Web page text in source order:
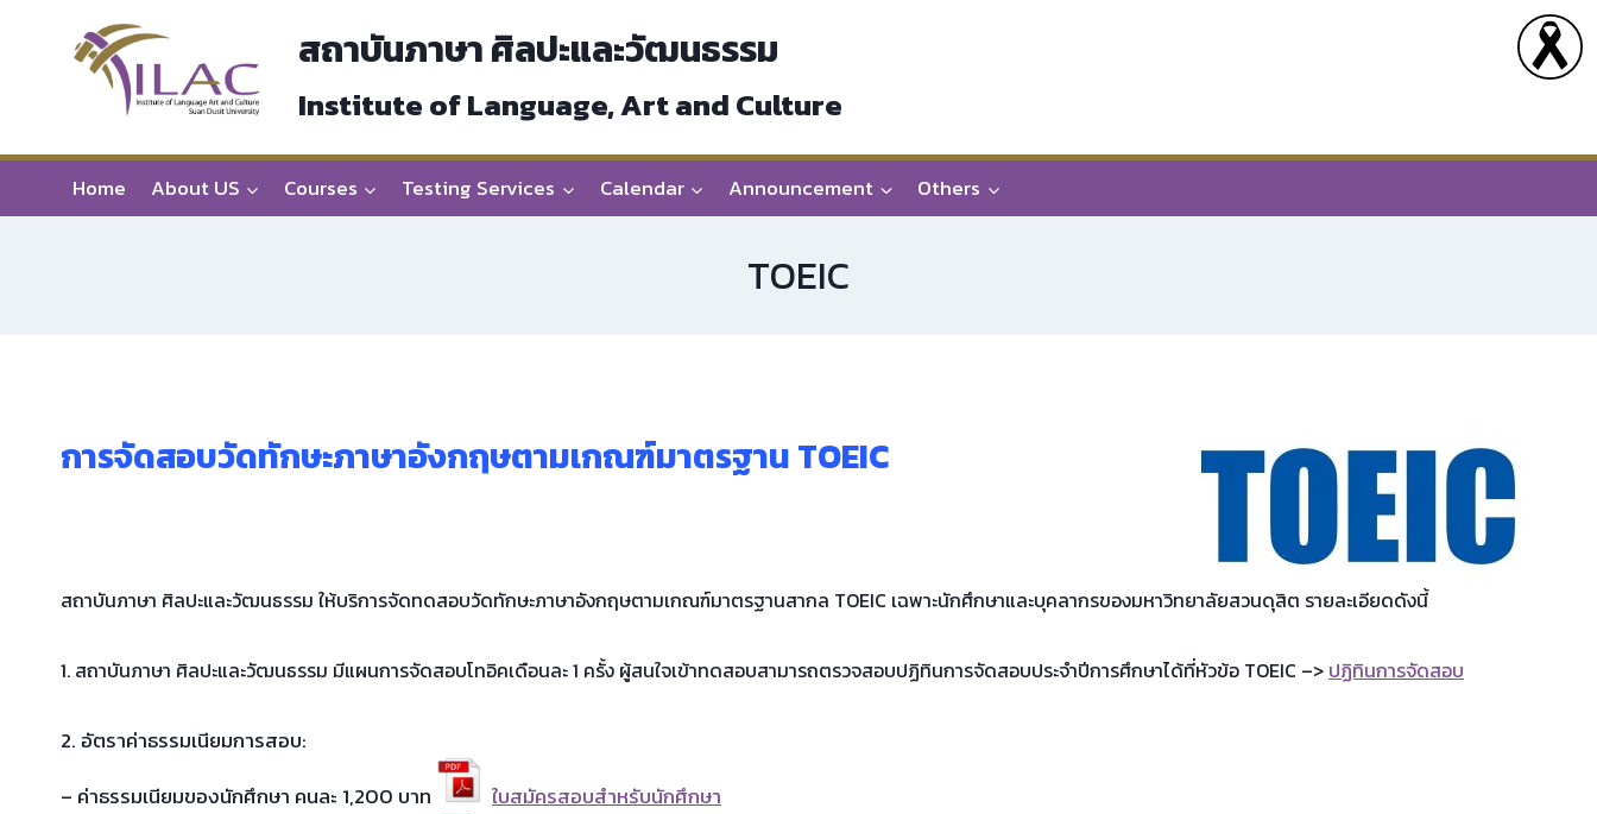
สถาบันภาษา ศิลปะและวัฒนธรรม
Institute of Language, Art and Culture
Home About US Courses Testing Services Calendar Announcement Others
TOEIC
การจัดสอบวัดทักษะภาษาอังกฤษตามเกณฑ์มาตรฐาน TOEIC
สถาบันภาษา ศิลปะและวัฒนธรรม ให้บริการจัดทดสอบวัดทักษะภาษาอังกฤษตามเกณฑ์มาตรฐานสากล TOEIC เฉพาะนักศึกษาและบุคลากรของมหาวิทยาลัยสวนดุสิต รายละเอียดดังนี้
1. สถาบันภาษา ศิลปะและวัฒนธรรม มีแผนการจัดสอบโทอิคเดือนละ 1 ครั้ง ผู้สนใจเข้าทดสอบสามารถตรวจสอบปฏิทินการจัดสอบประจำปีการศึกษาได้ที่หัวข้อ TOEIC –> ปฏิทินการจัดสอบ
2. อัตราค่าธรรมเนียมการสอบ:
– ค่าธรรมเนียมของนักศึกษา คนละ 1,200 บาท
ใบสมัครสอบสำหรับนักศึกษา